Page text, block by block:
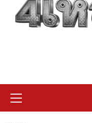
Menu